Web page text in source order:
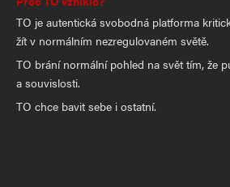
TO je autentická svobodná platforma
žít v normálním nezregulovaném světě.
TO brání normální pohled na svět tím, že
a souvislosti.
TO chce bavit sebe i ostatní.